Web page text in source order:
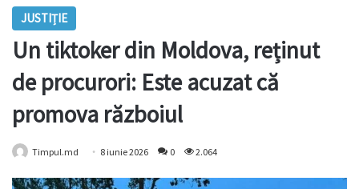
JUSTIȚIE
Un tiktoker din Moldova, reținut
de procurori: Este acuzat că
promova războiul
Timpul.md 8 iunie 2026 0 2.064